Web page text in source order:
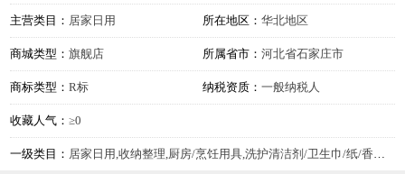
主营类目： 居家日用 所在地区： 华北地区
商城类型：旗舰店 所属省市： 河北省石家庄市
商标类型：R标 纳税资质： 一般纳税人
收藏人气：≥0
一级类目： 居家日用,收纳整理,厨房/烹饪用具,洗护清洁剂/卫生巾/纸/香薰,餐饮具,节庆用品/礼品,床上用品,居家布艺,基础建材,五金/工具,特色手工艺,商业/办公家具,住宅家具